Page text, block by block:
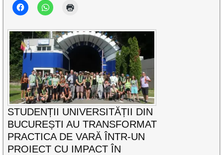
STUDENȚII UNIVERSITĂȚII DIN
BUCUREȘTI AU TRANSFORMAT
PRACTICA DE VARĂ ÎNTR-UN
PROIECT CU IMPACT ÎN